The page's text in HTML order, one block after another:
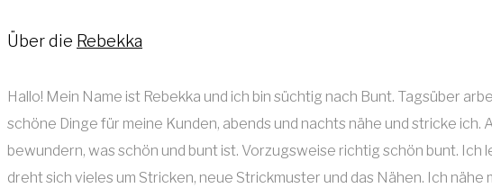
Über die Rebekka
Hallo! Mein Name ist Rebekka und ich bin süchtig nach Bunt. Tagsüber
schöne Dinge für meine Kunden, abends und nachts nähe und stricke ich.
bewundern, was schön und bunt ist. Vorzugsweise richtig schön bunt.
dreht sich vieles um Stricken, neue Strickmuster und das Nähen. Ich